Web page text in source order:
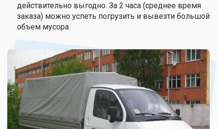
действительно выгодно. За 2 часа (среднее время
заказа) можно успеть погрузить и вывезти большой
объем мусора.